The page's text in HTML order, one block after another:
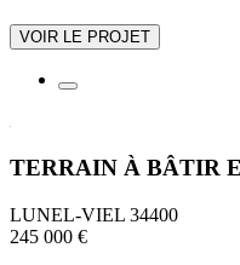
VOIR LE PROJET
TERRAIN À BÂTIR
LUNEL-VIEL 34400
245 000 €